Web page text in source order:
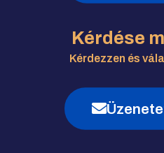
Kérdése
Kérdezzen és